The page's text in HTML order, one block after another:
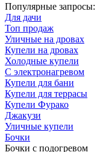
Популярные запросы:
Для дачи
Топ продаж
Уличные на дровах
Купели на дровах
Холодные купели
С электронагревом
Купели для бани
Купели для террасы
Купели Фурако
Джакузи
Уличные купели
Бочки
Бочки с подогревом